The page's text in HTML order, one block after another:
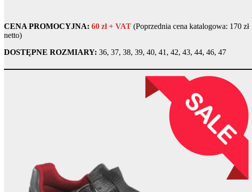
CENA PROMOCYJNA: 60 zł + VAT (Poprzednia cena katalogowa: 170 zł
netto)
DOSTĘPNE ROZMIARY: 36, 37, 38, 39, 40, 41, 42, 43, 44, 46, 47